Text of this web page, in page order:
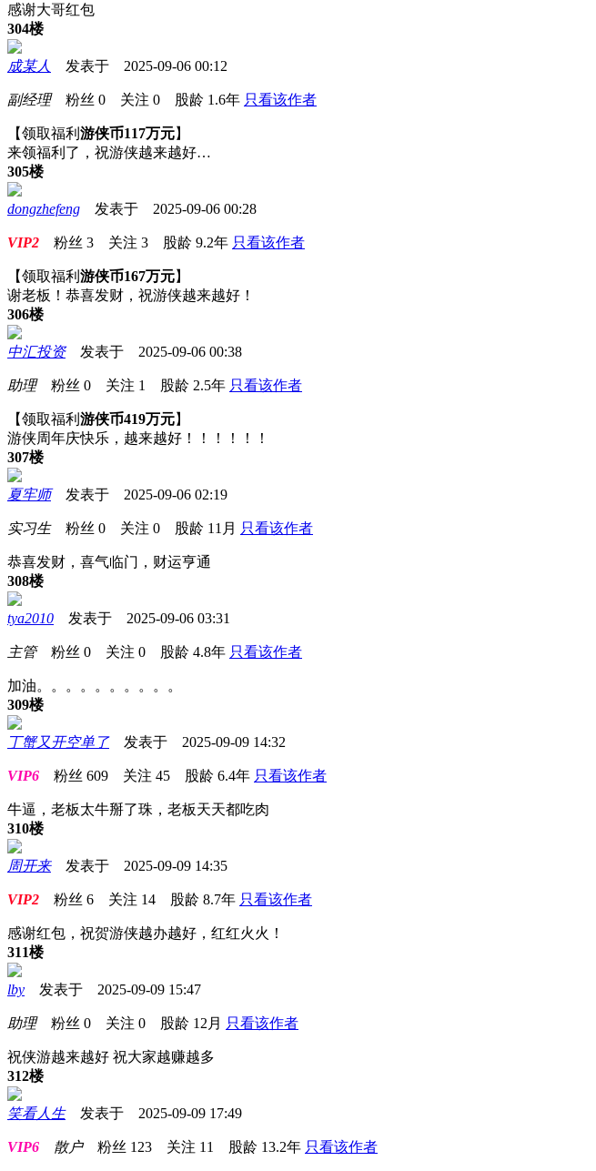
感谢大哥红包
304楼
成某人 发表于 2025-09-06 00:12
副经理粉丝 0 关注 0 股龄 1.6年 只看该作者
【领取福利 游侠币117万元】
来领福利了，祝游侠越来越好…
305楼
dongzhefeng 发表于 2025-09-06 00:28
VIP2 粉丝 3 关注 3 股龄 9.2年 只看该作者
【领取福利 游侠币167万元】
谢老板！恭喜发财，祝游侠越来越好！
306楼
中汇投资发表于 2025-09-06 00:38
助理粉丝 0 关注 1 股龄 2.5年 只看该作者
【领取福利 游侠币419万元】
游侠周年庆快乐，越来越好！！！！！！
307楼
夏牢师发表于 2025-09-06 02:19
实习生粉丝 0 关注 0 股龄 11月 只看该作者
恭喜发财，喜气临门，财运亨通
308楼
tya2010 发表于 2025-09-06 03:31
主管粉丝 0 关注 0 股龄 4.8年 只看该作者
加油。。。。。。。。。。
309楼
丁蟹又开空单了发表于 2025-09-09 14:32
VIP6 粉丝 609 关注 45 股龄 6.4年 只看该作者
牛逼，老板太牛掰了珠，老板天天都吃肉
310楼
周开来发表于 2025-09-09 14:35
VIP2 粉丝 6 关注 14 股龄 8.7年 只看该作者
感谢红包，祝贺游侠越办越好，红红火火！
311楼
lby 发表于 2025-09-09 15:47
助理粉丝 0 关注 0 股龄 12月 只看该作者
祝侠游越来越好 祝大家越赚越多
312楼
笑看人生发表于 2025-09-09 17:49
VIP6 散户粉丝 123 关注 11 股龄 13.2年 只看该作者